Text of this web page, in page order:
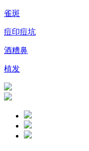
雀斑
痘印痘坑
酒糟鼻
植发